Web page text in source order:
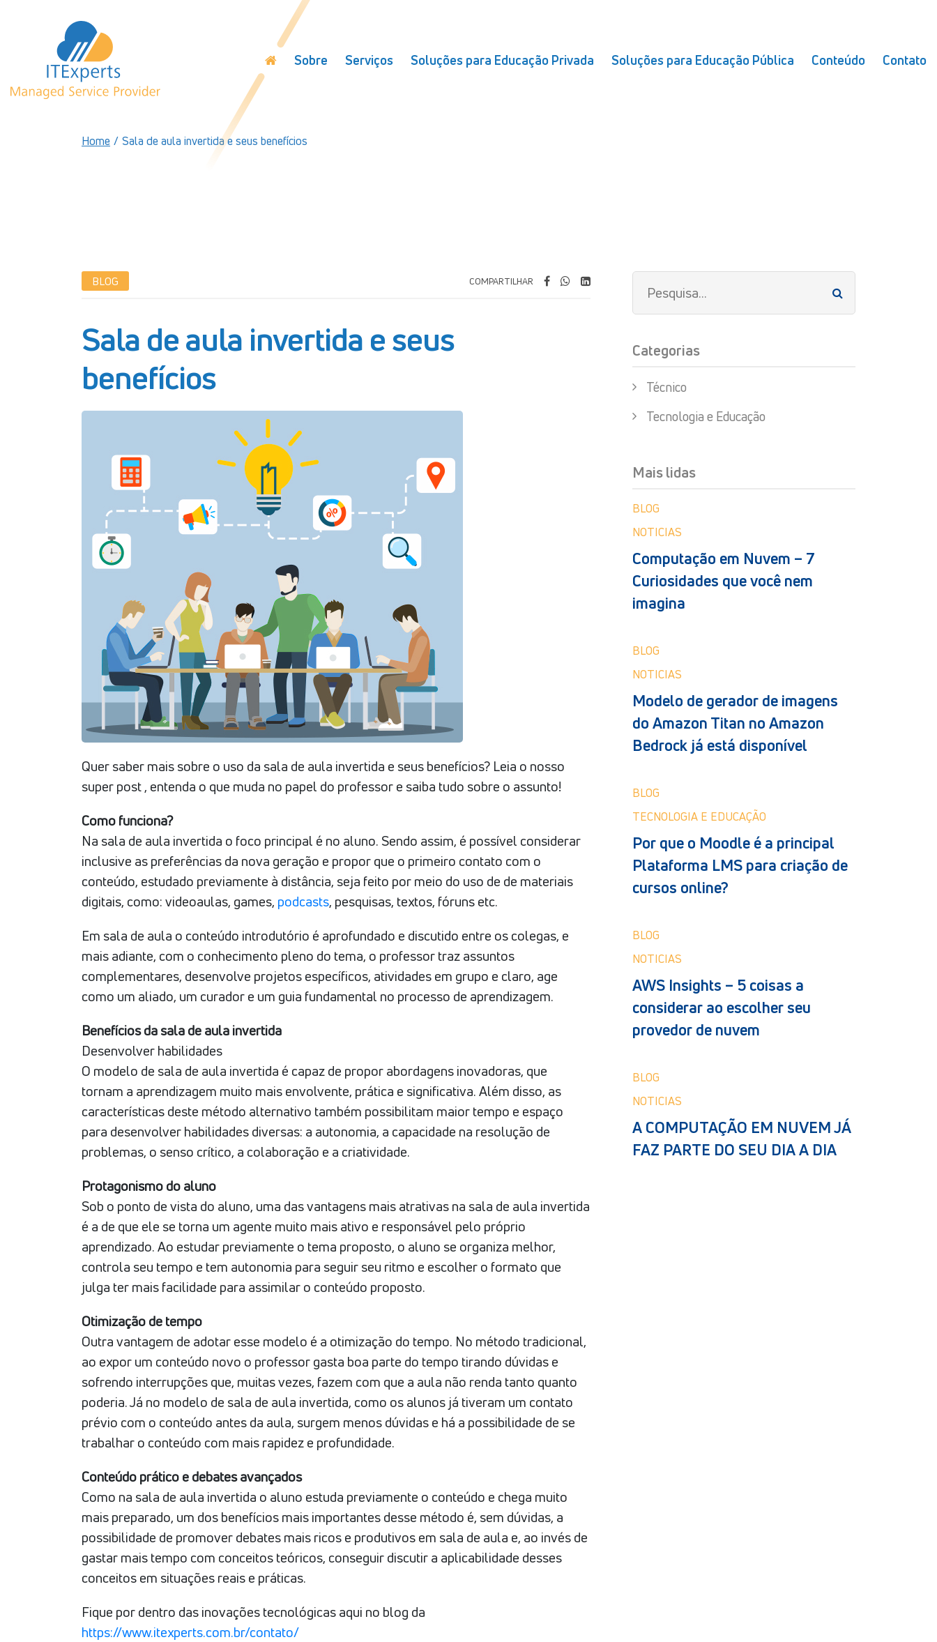
Sobre Serviços Soluções para Educação Privada Soluções para Educação Pública Conteúdo Contato
Home / Sala de aula invertida e seus benefícios
BLOG COMPARTILHAR
Sala de aula invertida e seus
benefícios
Quer saber mais sobre o uso da sala de aula invertida e seus benefícios? Leia o nosso
super post , entenda o que muda no papel do professor e saiba tudo sobre o assunto!
Como funciona?
Na sala de aula invertida o foco principal é no aluno. Sendo assim, é possível considerar
inclusive as preferências da nova geração e propor que o primeiro contato com o
conteúdo, estudado previamente à distância, seja feito por meio do uso de de materiais
digitais, como: videoaulas, games, podcasts, pesquisas, textos, fóruns etc.
Em sala de aula o conteúdo introdutório é aprofundado e discutido entre os colegas, e
mais adiante, com o conhecimento pleno do tema, o professor traz assuntos
complementares, desenvolve projetos específicos, atividades em grupo e claro, age
como um aliado, um curador e um guia fundamental no processo de aprendizagem.
Benefícios da sala de aula invertida
Desenvolver habilidades
O modelo de sala de aula invertida é capaz de propor abordagens inovadoras, que
tornam a aprendizagem muito mais envolvente, prática e significativa. Além disso, as
características deste método alternativo também possibilitam maior tempo e espaço
para desenvolver habilidades diversas: a autonomia, a capacidade na resolução de
problemas, o senso crítico, a colaboração e a criatividade.
Protagonismo do aluno
Sob o ponto de vista do aluno, uma das vantagens mais atrativas na sala de aula invertida
é a de que ele se torna um agente muito mais ativo e responsável pelo próprio
aprendizado. Ao estudar previamente o tema proposto, o aluno se organiza melhor,
controla seu tempo e tem autonomia para seguir seu ritmo e escolher o formato que
julga ter mais facilidade para assimilar o conteúdo proposto.
Otimização de tempo
Outra vantagem de adotar esse modelo é a otimização do tempo. No método tradicional,
ao expor um conteúdo novo o professor gasta boa parte do tempo tirando dúvidas e
sofrendo interrupções que, muitas vezes, fazem com que a aula não renda tanto quanto
poderia. Já no modelo de sala de aula invertida, como os alunos já tiveram um contato
prévio com o conteúdo antes da aula, surgem menos dúvidas e há a possibilidade de se
trabalhar o conteúdo com mais rapidez e profundidade.
Conteúdo prático e debates avançados
Como na sala de aula invertida o aluno estuda previamente o conteúdo e chega muito
mais preparado, um dos benefícios mais importantes desse método é, sem dúvidas, a
possibilidade de promover debates mais ricos e produtivos em sala de aula e, ao invés de
gastar mais tempo com conceitos teóricos, conseguir discutir a aplicabilidade desses
conceitos em situações reais e práticas.
Fique por dentro das inovações tecnológicas aqui no blog da
https://www.itexperts.com.br/contato/
Categorias
Técnico
Tecnologia e Educação
Mais lidas
BLOG
NOTICIAS
Computação em Nuvem – 7
Curiosidades que você nem
imagina
BLOG
NOTICIAS
Modelo de gerador de imagens
do Amazon Titan no Amazon
Bedrock já está disponível
BLOG
TECNOLOGIA E EDUCAÇÃO
Por que o Moodle é a principal
Plataforma LMS para criação de
cursos online?
BLOG
NOTICIAS
AWS Insights – 5 coisas a
considerar ao escolher seu
provedor de nuvem
BLOG
NOTICIAS
A COMPUTAÇÃO EM NUVEM JÁ
FAZ PARTE DO SEU DIA A DIA